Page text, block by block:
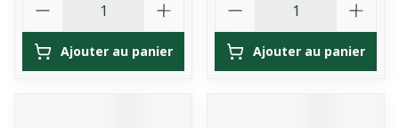
Ajouter au panier Ajouter au panier